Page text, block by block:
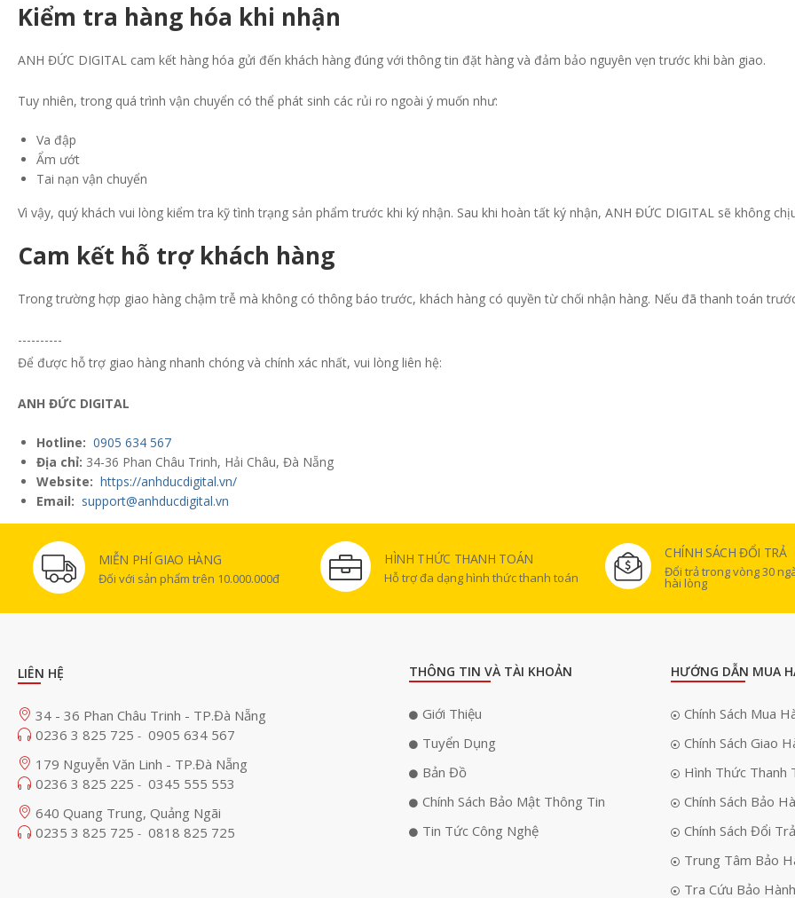
Kiểm tra hàng hóa khi nhận
ANH ĐỨC DIGITAL cam kết hàng hóa gửi đến khách hàng đúng với thông tin đặt hàng và đảm bảo nguyên vẹn trước khi bàn giao.
Tuy nhiên, trong quá trình vận chuyển có thể phát sinh các rủi ro ngoài ý muốn như:
Va đập
Ẩm ướt
Tai nạn vận chuyển
Vì vậy, quý khách vui lòng kiểm tra kỹ tình trạng sản phẩm trước khi ký nhận. Sau khi hoàn tất ký nhận, ANH ĐỨC DIGITAL sẽ không
Cam kết hỗ trợ khách hàng
Trong trường hợp giao hàng chậm trễ mà không có thông báo trước, khách hàng có quyền từ chối nhận hàng. Nếu đã thanh toán
----------
Để được hỗ trợ giao hàng nhanh chóng và chính xác nhất, vui lòng liên hệ:
ANH ĐỨC DIGITAL
Hotline: 0905 634 567
Địa chỉ: 34-36 Phan Châu Trinh, Hải Châu, Đà Nẵng
Website: https://anhducdigital.vn/
Email: support@anhducdigital.vn
MIỄN PHÍ GIAO HÀNG
Đối với sản phẩm trên 10.000.000đ
HÌNH THỨC THANH TOÁN
Hỗ trợ đa dạng hình thức thanh toán
CHÍNH SÁCH ĐỔI TRẢ
Đổi trả trong vòng 30
hài lòng
LIÊN HỆ
34 - 36 Phan Châu Trinh - TP.Đà Nẵng
0236 3 825 725 - 0905 634 567
179 Nguyễn Văn Linh - TP.Đà Nẵng
0236 3 825 225 - 0345 555 553
640 Quang Trung, Quảng Ngãi
0235 3 825 725 - 0818 825 725
THÔNG TIN VÀ TÀI KHOẢN
Giới Thiệu
Tuyển Dụng
Bản Đồ
Chính Sách Bảo Mật Thông Tin
Tin Tức Công Nghệ
HƯỚNG DẪN MUA
Chính Sách Mua
Chính Sách Giao
Hình Thức Thanh
Chính Sách Bảo
Chính Sách Đổi Trả
Trung Tâm Bảo
Tra Cứu Bảo Hành